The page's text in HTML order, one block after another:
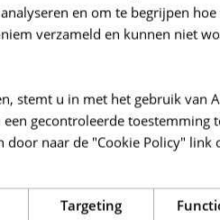
Klimaat
en om te begrijpen
verzameld en kunnen niet
stemt u in met het gebruik van
gecontroleerde toestemming
naar de "Cookie Policy" link
Targeting